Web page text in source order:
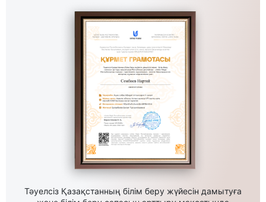
Тәуелсіз Қазақстанның білім беру жүйесін дамытуға